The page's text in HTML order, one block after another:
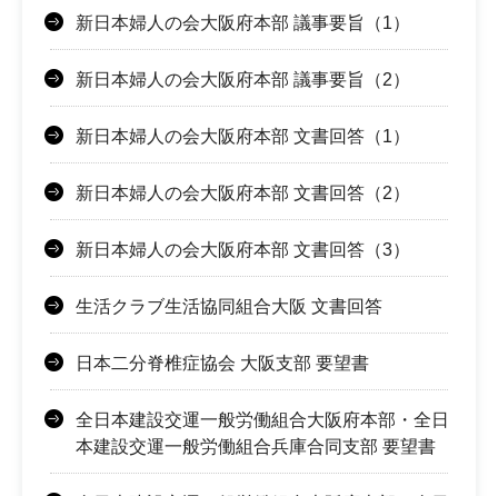
新日本婦人の会大阪府本部 議事要旨（1）
新日本婦人の会大阪府本部 議事要旨（2）
新日本婦人の会大阪府本部 文書回答（1）
新日本婦人の会大阪府本部 文書回答（2）
新日本婦人の会大阪府本部 文書回答（3）
生活クラブ生活協同組合大阪 文書回答
日本二分脊椎症協会 大阪支部 要望書
全日本建設交運一般労働組合大阪府本部・全日
本建設交運一般労働組合兵庫合同支部 要望書